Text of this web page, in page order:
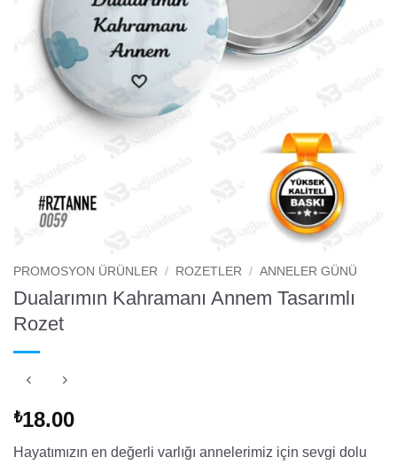
PROMOSYON ÜRÜNLER / ROZETLER / ANNELER GÜNÜ
Dualarımın Kahramanı Annem Tasarımlı
Rozet
₺18.00
Hayatımızın en değerli varlığı annelerimiz için sevgi dolu